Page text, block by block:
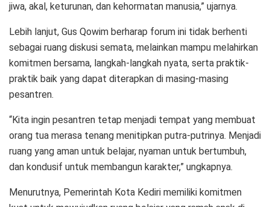
jiwa, akal, keturunan, dan kehormatan manusia,” ujarnya.
Lebih lanjut, Gus Qowim berharap forum ini tidak berhenti
sebagai ruang diskusi semata, melainkan mampu melahirkan
komitmen bersama, langkah-langkah nyata, serta praktik-
praktik baik yang dapat diterapkan di masing-masing
pesantren.
“Kita ingin pesantren tetap menjadi tempat yang membuat
orang tua merasa tenang menitipkan putra-putrinya. Menjadi
ruang yang aman untuk belajar, nyaman untuk bertumbuh,
dan kondusif untuk membangun karakter,” ungkapnya.
Menurutnya, Pemerintah Kota Kediri memiliki komitmen